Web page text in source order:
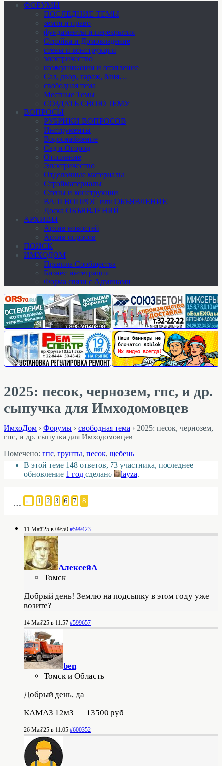
ФОРУМЫ
ПОСЛЕДНИЕ ТЕМЫ
земля и право
фундаменты и перекрытия
Стройка и Домовладение
стены и конструкции
электричество
коммуникации и отопление
Cад, двор, гараж, баня…
свободная тема
Местные Темы
СОЗДАТЬ СВОЮ ТЕМУ
ВОПРОСЫ
РУБРИКИ ВОПРОСОВ
Инструменты
Водоснабжение
Сад и Огород
Отопление
Электричество
Отделочные материалы
Стройматериалы
Стены и конструкции
ВАШ ВОПРОС или ОБЪЯВЛЕНИЕ
Доска ОБЪЯВЛЕНИЙ
АРХИВЫ
Архив новостей
Архив опросов
ПОИСК
ИМХОДОМ
Правила Сообщества
Бизнес-интеграция
Форма связи с Админами
2025: песок, чернозем, гпс, и др.
сыпучка для Имходомовцев
ИмхоДом › Форумы › свободная тема › 2025: песок, чернозем,
гпс, и др. сыпучка для Имходомовцев
Помечено: гпс, грунты, песок, щебень
В этой теме 148 ответов, 73 участника, последнее
обновление 1 год сделано layza.
← 1 2 3
… 6 7 8
11 Май'25 в 09:50 #599423
АлексейА
Томск
Добрый день! Землю на подсыпку в этом году уже
возите?
14 Май'25 в 11:57 #599657
ben
Томск и Область
Добрый день, да
КАМАЗ 12м3 — 13500 руб
26 Май'25 в 11:05 #600352